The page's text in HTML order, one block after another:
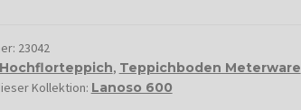
23042
Hochflorteppich, Teppichboden Meterware
Kollektion: Lanoso 600